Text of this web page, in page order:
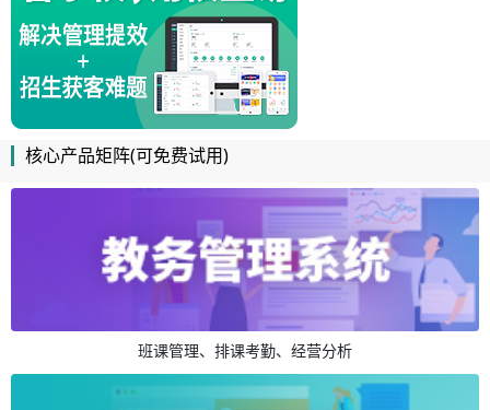
核心产品矩阵(可免费试用)
班课管理、排课考勤、经营分析